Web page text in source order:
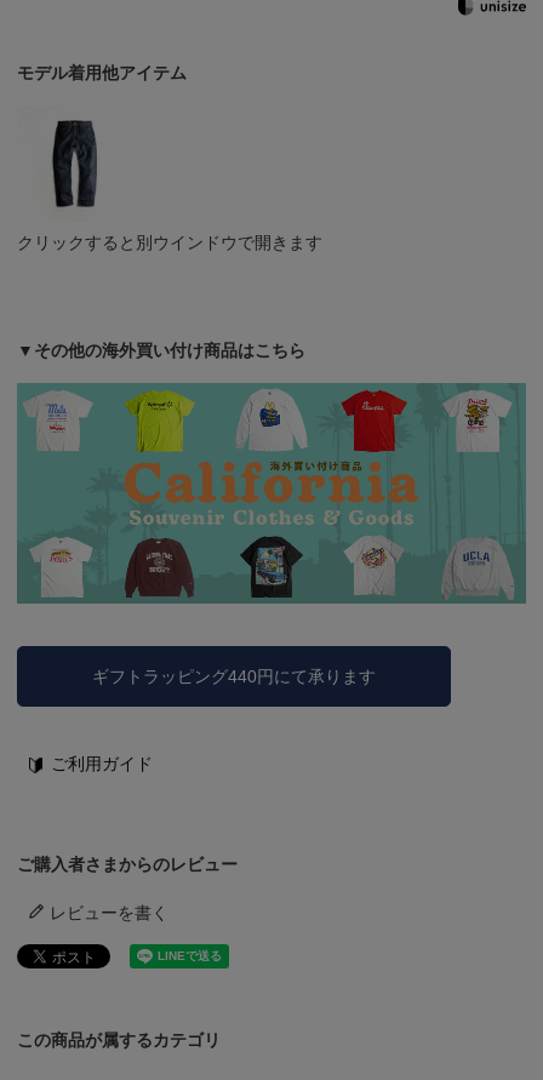
モデル着用他アイテム
クリックすると別ウインドウで開きます
▼その他の海外買い付け商品はこちら
ギフトラッピング440円にて承ります
ご利用ガイド
ご購入者さまからのレビュー
レビューを書く
この商品が属するカテゴリ